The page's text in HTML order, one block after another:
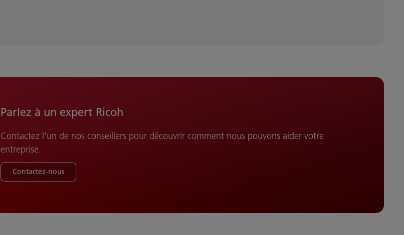
Parlez à un expert Ricoh
Contactez l'un de nos conseillers pour découvrir comment nous pouvons aider votre
entreprise.
Contactez-nous